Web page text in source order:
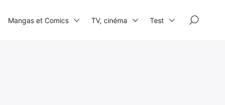
Mangas et Comics TV, cinéma Test